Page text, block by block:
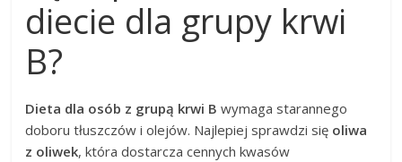
diecie dla grupy krwi
B?
Dieta dla osób z grupą krwi B wymaga starannego
doboru tłuszczów i olejów. Najlepiej sprawdzi się oliwa
z oliwek, która dostarcza cennych kwasów